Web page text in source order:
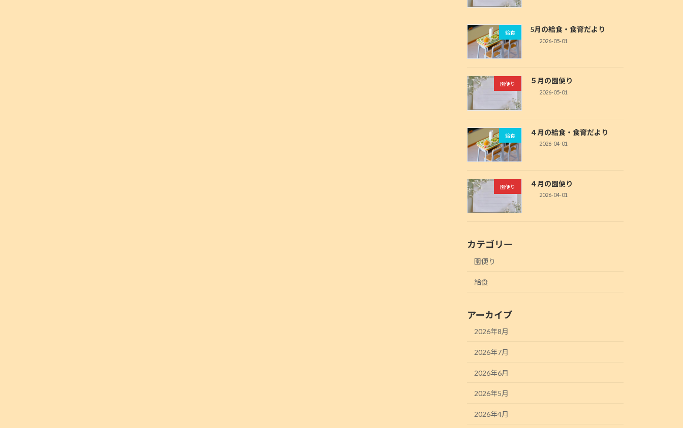
給食 5月の給食・食育だより
2026-05-01
園便り ５月の園便り
2026-05-01
給食 ４月の給食・食育だより
2026-04-01
園便り ４月の園便り
2026-04-01
カテゴリー
園便り
給食
アーカイブ
2026年8月
2026年7月
2026年6月
2026年5月
2026年4月